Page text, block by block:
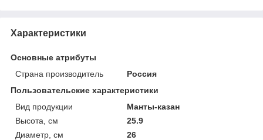
Характеристики
Основные атрибуты
Страна производитель
Россия
Пользовательские характеристики
Вид продукции
Манты-казан
Высота, см
25.9
Диаметр, см
26